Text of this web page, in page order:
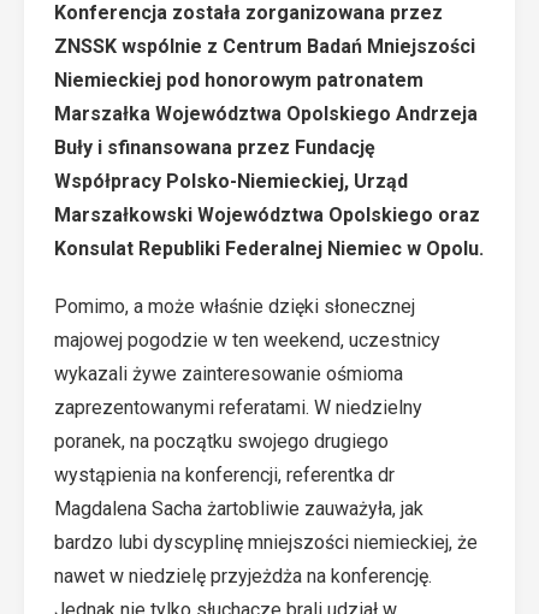
Konferencja została zorganizowana przez
ZNSSK wspólnie z Centrum Badań Mniejszości
Niemieckiej pod honorowym patronatem
Marszałka Województwa Opolskiego Andrzeja
Buły i sfinansowana przez Fundację
Współpracy Polsko-Niemieckiej, Urząd
Marszałkowski Województwa Opolskiego oraz
Konsulat Republiki Federalnej Niemiec w Opolu.
Pomimo, a może właśnie dzięki słonecznej
majowej pogodzie w ten weekend, uczestnicy
wykazali żywe zainteresowanie ośmioma
zaprezentowanymi referatami. W niedzielny
poranek, na początku swojego drugiego
wystąpienia na konferencji, referentka dr
Magdalena Sacha żartobliwie zauważyła, jak
bardzo lubi dyscyplinę mniejszości niemieckiej, że
nawet w niedzielę przyjeżdża na konferencję.